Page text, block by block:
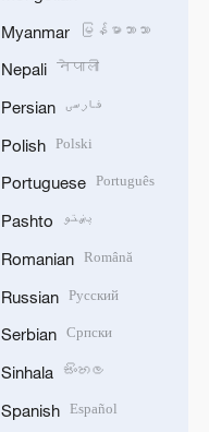
Myanmar မြန်မာဘာသာ
Nepali नेपाली
Persian فارسی
Polish Polski
Portuguese Português
Pashto پښتو
Romanian Română
Russian Русский
Serbian Српски
Sinhala සිංහල
Spanish Español